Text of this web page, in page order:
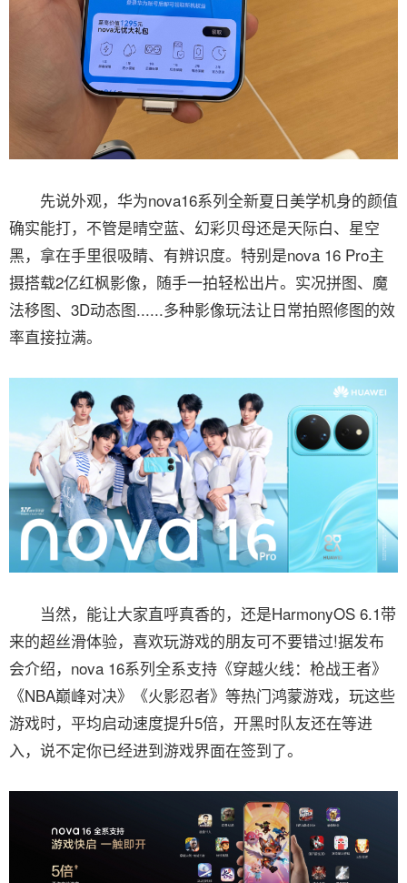
先说外观，华为nova16系列全新夏日美学机身的颜值
确实能打，不管是晴空蓝、幻彩贝母还是天际白、星空
黑，拿在手里很吸睛、有辨识度。特别是nova 16 Pro主
摄搭载2亿红枫影像，随手一拍轻松出片。实况拼图、魔
法移图、3D动态图......多种影像玩法让日常拍照修图的效
率直接拉满。
当然，能让大家直呼真香的，还是HarmonyOS 6.1带
来的超丝滑体验，喜欢玩游戏的朋友可不要错过!据发布
会介绍，nova 16系列全系支持《穿越火线：枪战王者》
《NBA巅峰对决》《火影忍者》等热门鸿蒙游戏，玩这些
游戏时，平均启动速度提升5倍，开黑时队友还在等进
入，说不定你已经进到游戏界面在签到了。